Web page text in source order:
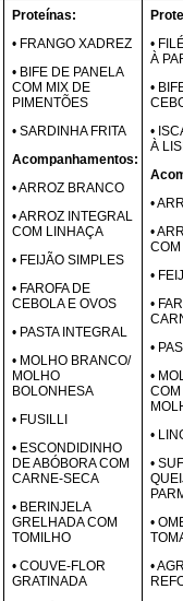
Proteínas:
• FRANGO XADREZ
• BIFE DE PANELA
COM MIX DE
PIMENTÕES
• SARDINHA FRITA
Acompanhamentos:
• ARROZ BRANCO
• ARROZ INTEGRAL
COM LINHAÇA
• FEIJÃO SIMPLES
• FAROFA DE
CEBOLA E OVOS
• PASTA INTEGRAL
• MOLHO BRANCO/
MOLHO
BOLONHESA
• FUSILLI
• ESCONDIDINHO
DE ABÓBORA COM
CARNE-SECA
• BERINJELA
GRELHADA COM
TOMILHO
• COUVE-FLOR
GRATINADA
•
À
•
•
À
•
•
•
•
•
•
•
•
•
•